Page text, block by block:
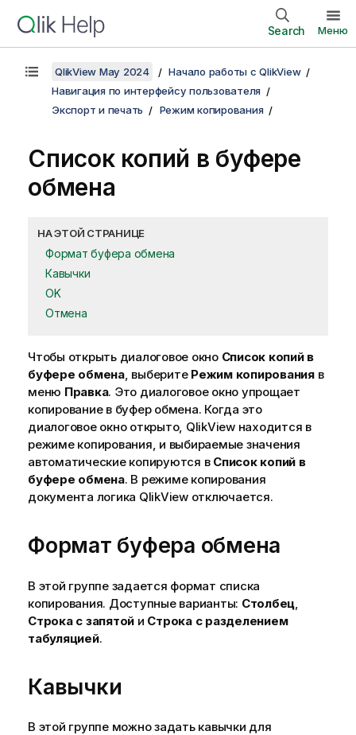
Search Меню
QlikView May 2024
Начало работы с QlikView
Навигация по интерфейсу пользователя
Экспорт и печать
Режим копирования
Список копий в буфере
обмена
НА ЭТОЙ СТРАНИЦЕ
Формат буфера обмена
Кавычки
OK
Отмена
Чтобы открыть диалоговое окно Список копий в
буфере обмена, выберите Режим копированияв
меню Правка. Это диалоговое окно упрощает
копирование в буфер обмена. Когда это
диалоговое окно открыто, QlikView находится в
режиме копирования, и выбираемые значения
автоматические копируются в Список копий в
буфере обмена. В режиме копирования
документа логика QlikView отключается.
Формат буфера обмена
В этой группе задается формат списка
копирования. Доступные варианты: Столбец
Строка с запятой и Строка с разделением
табуляцией.
Кавычки
В этой группе можно задать кавычки для